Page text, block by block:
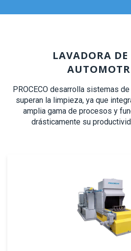
LAVADORA DE
PROCECO desarrolla sistemas
superan la limpieza, ya que
amplia gama de procesos y
drásticamente su